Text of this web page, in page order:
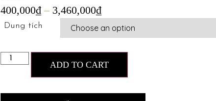
400,000₫ – 3,460,000₫
Dung tích
ADD TO CART